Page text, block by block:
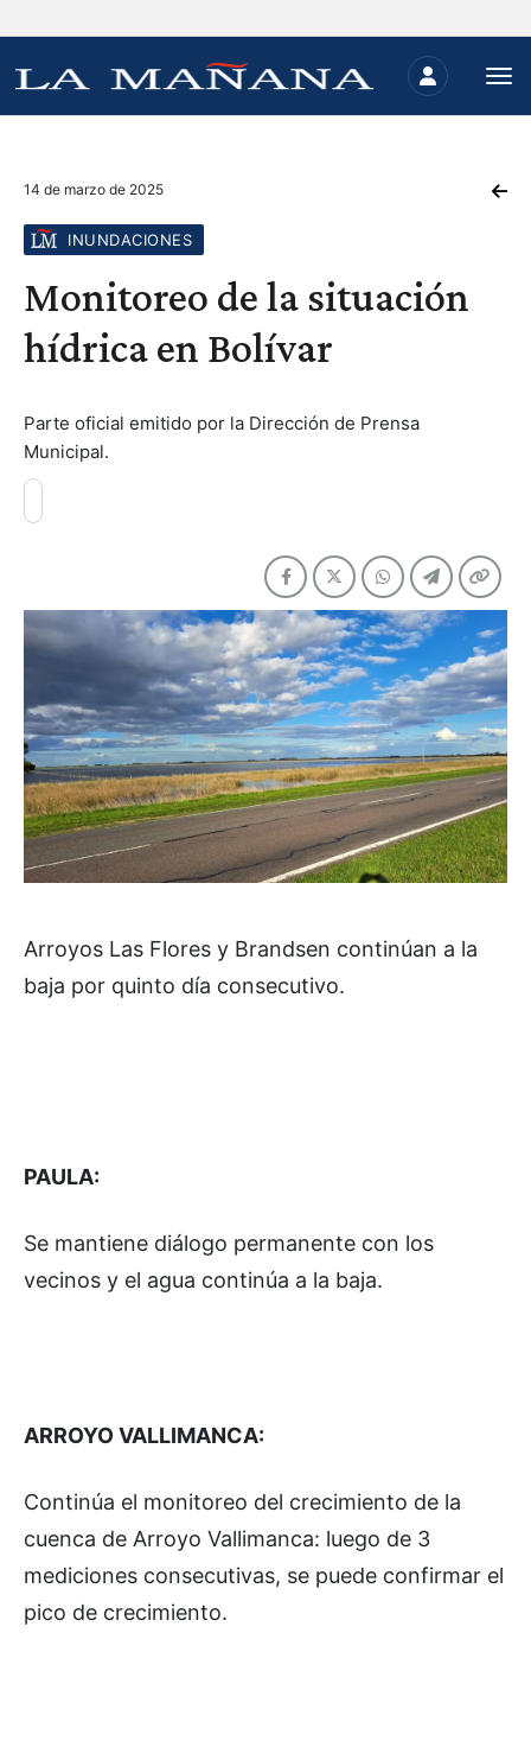
14 de marzo de 2025
INUNDACIONES
Monitoreo de la situación
hídrica en Bolívar
Parte oficial emitido por la Dirección de Prensa
Municipal.
Arroyos Las Flores y Brandsen continúan a la
baja por quinto día consecutivo.
PAULA:
Se mantiene diálogo permanente con los
vecinos y el agua continúa a la baja.
ARROYO VALLIMANCA:
Continúa el monitoreo del crecimiento de la
cuenca de Arroyo Vallimanca: luego de 3
mediciones consecutivas, se puede confirmar el
pico de crecimiento.